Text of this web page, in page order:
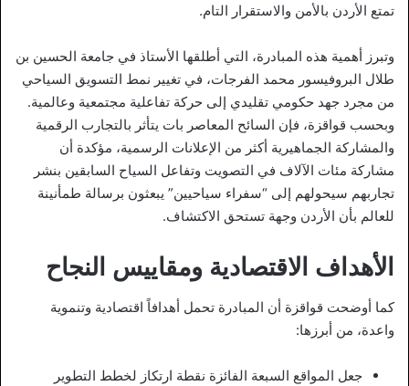
تمتع الأردن بالأمن والاستقرار التام.
وتبرز أهمية هذه المبادرة، التي أطلقها الأستاذ في جامعة الحسين بن
طلال البروفيسور محمد الفرجات، في تغيير نمط التسويق السياحي
من مجرد جهد حكومي تقليدي إلى حركة تفاعلية مجتمعية وعالمية.
وبحسب قواقزة، فإن السائح المعاصر بات يتأثر بالتجارب الرقمية
والمشاركة الجماهيرية أكثر من الإعلانات الرسمية، مؤكدة أن
مشاركة مئات الآلاف في التصويت وتفاعل السياح السابقين بنشر
تجاربهم سيحولهم إلى “سفراء سياحيين” يبعثون برسالة طمأنينة
للعالم بأن الأردن وجهة تستحق الاكتشاف.
الأهداف الاقتصادية ومقاييس النجاح
كما أوضحت قواقزة أن المبادرة تحمل أهدافاً اقتصادية وتنموية
واعدة، من أبرزها:
جعل المواقع السبعة الفائزة نقطة ارتكاز لخطط التطوير